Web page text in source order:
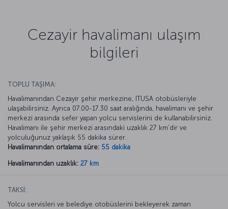
Cezayir havalimanı ulaşım
bilgileri
TOPLU TAŞIMA:
Havalimanından Cezayir şehir merkezine, ITUSA otobüsleriyle
ulaşabilirsiniz. Ayrıca 07.00-17.30 saat aralığında, havalimanı ve şehir
merkezi arasında sefer yapan yolcu servislerini de kullanabilirsiniz.
Havalimanı ile şehir merkezi arasındaki uzaklık 27 km’dir ve
yolculuğunuz yaklaşık 55 dakika sürer.
Havalimanından ortalama süre: 55 dakika
Havalimanından uzaklık: 27 km
TAKSİ:
Yolcu servisleri ve belediye otobüslerini bekleyerek zaman